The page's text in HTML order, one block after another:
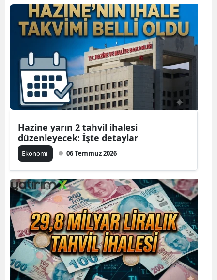
Hazine yarın 2 tahvil ihalesi
düzenleyecek: İşte detaylar
Ekonomi 06 Temmuz 2026